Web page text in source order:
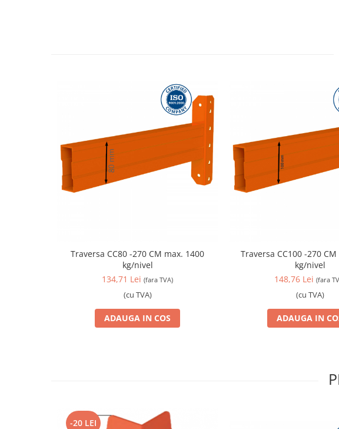
Traversa CC80 -270 CM max. 1400
kg/nivel
134,71 Lei (fara TVA)
(cu TVA)
ADAUGA IN COS
Traversa CC100 -270 CM max. 2300
kg/nivel
148,76 Lei (fara
(cu TVA)
ADAUGA IN
-20 LEI